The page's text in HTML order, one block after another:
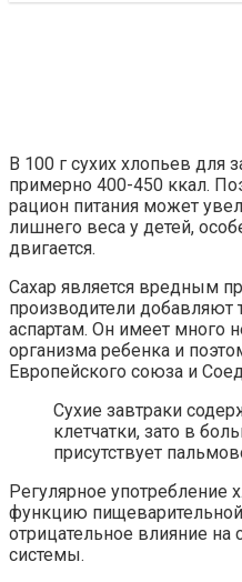
В 100 г сухих хлопьев для
примерно 400-450 ккал.
рацион питания может
лишнего веса у детей,
двигается.
Сахар является вредным
производители добавляют
аспартам. Он имеет много
организма ребенка и
Европейского союза и
Сухие завтраки
клетчатки, зато в
присутствует
Регулярное
функцию
отрицательное влияние на
системы.